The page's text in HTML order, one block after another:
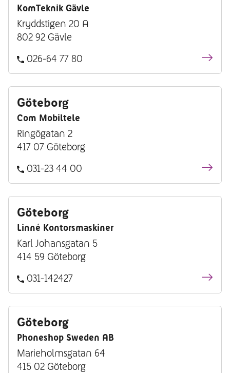
KomTeknik Gävle
Kryddstigen 20 A
802 92 Gävle
026-64 77 80
Göteborg
Com Mobiltele
Ringögatan 2
417 07 Göteborg
031-23 44 00
Göteborg
Linné Kontorsmaskiner
Karl Johansgatan 5
414 59 Göteborg
031-142427
Göteborg
Phoneshop Sweden AB
Marieholmsgatan 64
415 02 Göteborg